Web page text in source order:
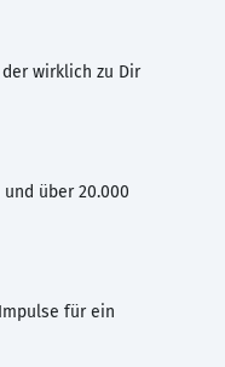
der wirklich zu Dir
über 20.000
für ein